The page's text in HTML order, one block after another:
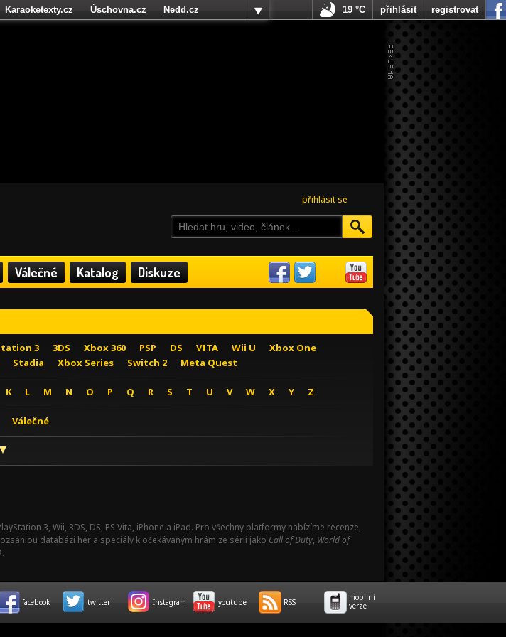
přihlásit se
Válečné Katalog Diskuze
3 3DS Xbox 360 PSP DS VITA Wii U
Xbox One
Stadia Xbox Series Switch 2 Meta Quest
K L M N O P Q R S T U V W X Y Z
Válečné
3, Wii, 3DS, DS, PS Vita, iPhone a iPad. Pro všechny platformy nabízíme recenze,
databázi her a speciály k očekávaným hrám ze sérií jako Call of Duty, World of
.
Karaoketexty.cz Úschovna.cz
Nedd.cz
19 °C přihlásit registrovat
facebook twitter Instagram youtube RSS
mobilní
verze